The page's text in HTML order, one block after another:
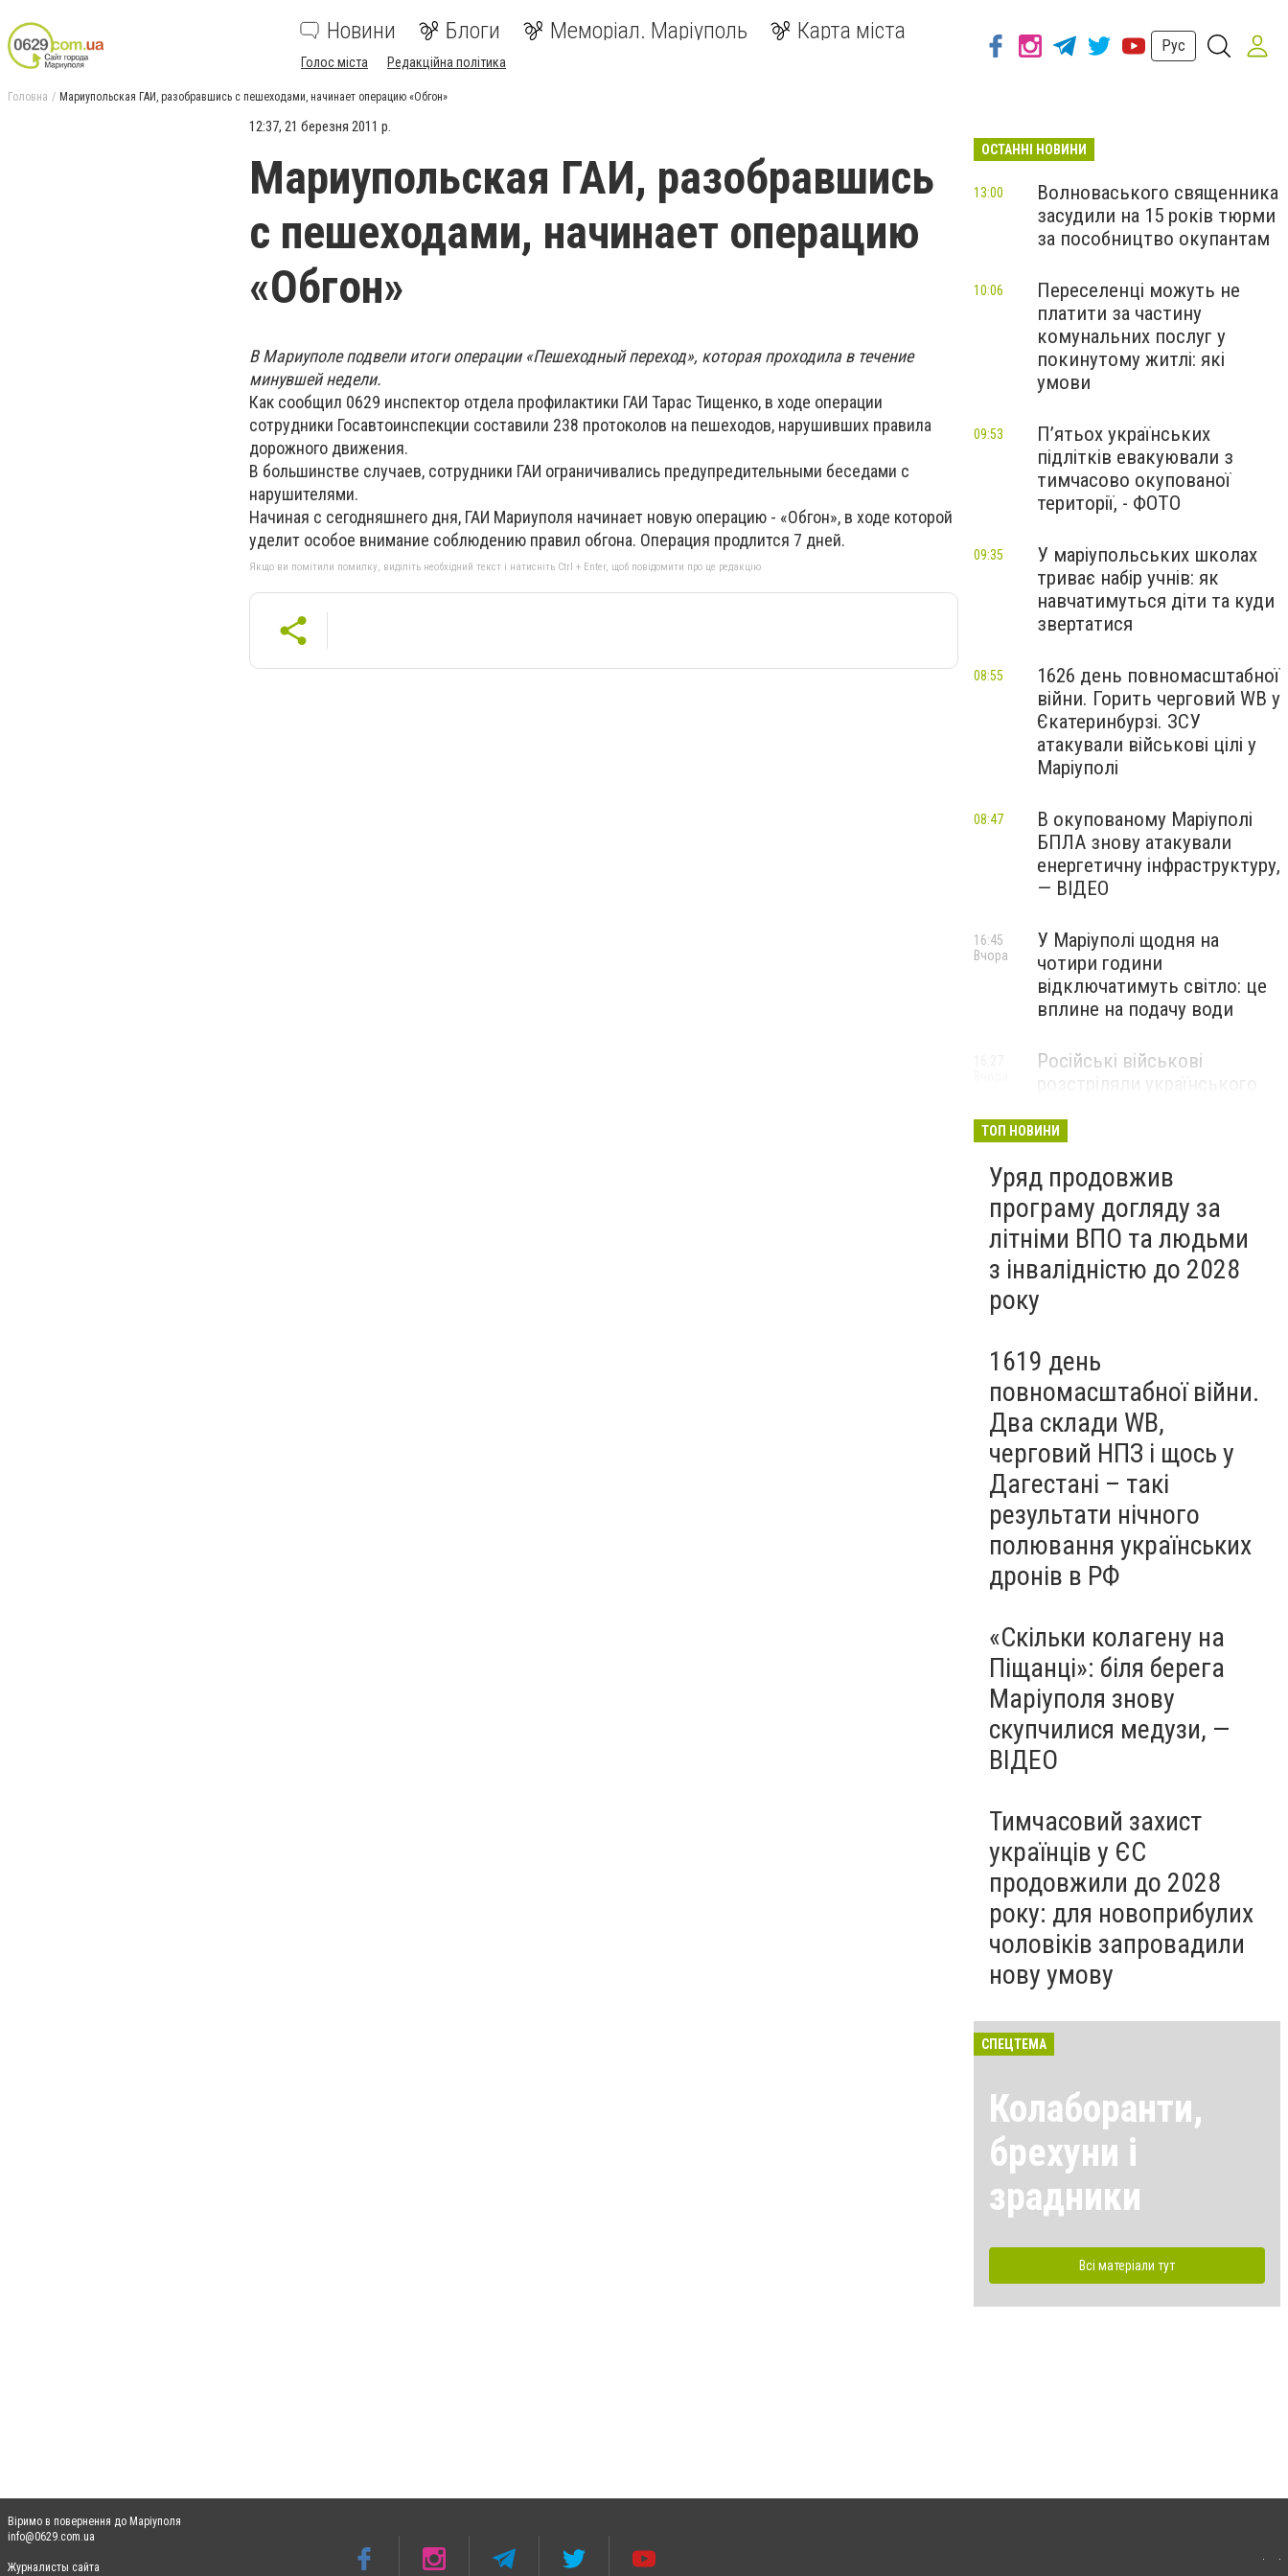
Новини Блоги Меморіал. Маріуполь Карта міста
Голос міста Редакційна політика
Рус
Головна Мариупольская ГАИ, разобравшись с пешеходами, начинает операцию «Обгон»
12:37, 21 березня 2011 р.
Мариупольская ГАИ, разобравшись
с пешеходами, начинает операцию
«Обгон»
В Мариуполе подвели итоги операции «Пешеходный переход», которая проходила в течение
минувшей недели.
Как сообщил 0629 инспектор отдела профилактики ГАИ Тарас Тищенко, в ходе операции
сотрудники Госавтоинспекции составили 238 протоколов на пешеходов, нарушивших правила
дорожного движения.
В большинстве случаев, сотрудники ГАИ ограничивались предупредительными беседами с
нарушителями.
Начиная с сегодняшнего дня, ГАИ Мариуполя начинает новую операцию - «Обгон», в ходе которой
уделит особое внимание соблюдению правил обгона. Операция продлится 7 дней.
Якщо ви помітили помилку, виділіть необхідний текст і натисніть Ctrl + Enter, щоб повідомити про це редакцію
ОСТАННІ НОВИНИ
Волноваського священника
засудили на 15 років тюрми
за пособництво окупантам
13:00
Переселенці можуть не
платити за частину
комунальних послуг у
покинутому житлі: які
умови
10:06
П’ятьох українських
підлітків евакуювали з
тимчасово окупованої
території, - ФОТО
09:53
У маріупольських школах
триває набір учнів: як
навчатимуться діти та куди
звертатися
09:35
1626 день повномасштабної
війни. Горить черговий WB у
Єкатеринбурзі. ЗСУ
атакували військові цілі у
Маріуполі
08:55
В окупованому Маріуполі
БПЛА знову атакували
енергетичну інфраструктуру,
— ВІДЕО
08:47
У Маріуполі щодня на
чотири години
відключатимуть світло: це
вплине на подачу води
16:45
Вчора
Російські військові
Волноваському районі, —
ТОП НОВИНИ
Уряд продовжив
програму догляду за
літніми ВПО та людьми
з інвалідністю до 2028
року
1619 день
повномасштабної війни.
Два склади WB,
черговий НПЗ і щось у
Дагестані – такі
результати нічного
полювання українських
дронів в РФ
«Скільки колагену на
Піщанці»: біля берега
Маріуполя знову
скупчилися медузи, —
ВІДЕО
Тимчасовий захист
українців у ЄС
продовжили до 2028
року: для новоприбулих
чоловіків запровадили
нову умову
СПЕЦТЕМА
Колаборанти,
брехуни і
зрадники
Всі матеріали тут
Віримо в повернення до Маріуполя
info@0629.com.ua
Журналисты сайта